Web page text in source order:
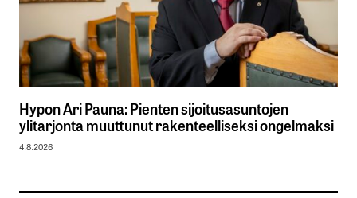
Hypon Ari Pauna: Pienten sijoitusasuntojen
ylitarjonta muuttunut rakenteelliseksi ongelmaksi
4.8.2026